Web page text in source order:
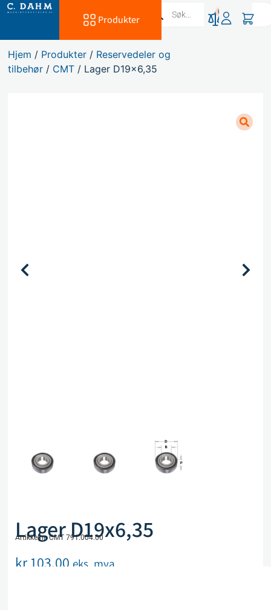
Produkter
0
Hjem / Produkter / Reservedeler og
tilbehør / CMT / Lager D19x6,35
Lager D19x6,35
Artikkelnr. CMT 791.004.00
kr103,00 eks. mva